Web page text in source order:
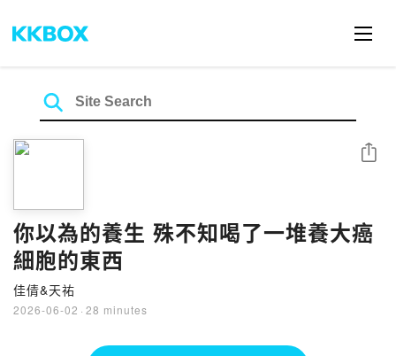
你以為的養生 殊不知喝了一堆養大癌
細胞的東西
佳倩&天祐
2026-06-02 · 28 minutes
Share